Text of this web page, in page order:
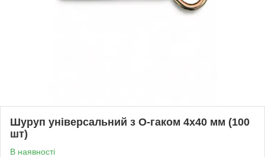
Шуруп універсальний з О-гаком 4x40 мм (100
шт)
В наявності